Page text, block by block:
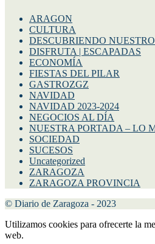
Categorías
ARAGON
CULTURA
DESCUBRIENDO
DISFRUTA | ESCAPADAS
ECONOMÍA
FIESTAS DEL PILAR
GASTROZGZ
NAVIDAD
NAVIDAD 2023-2024
NEGOCIOS AL DÍA
NUESTRA PORTADA – LO
SOCIEDAD
SUCESOS
Uncategorized
ZARAGOZA PROVINCIA
© Diario de Zaragoza - 2023